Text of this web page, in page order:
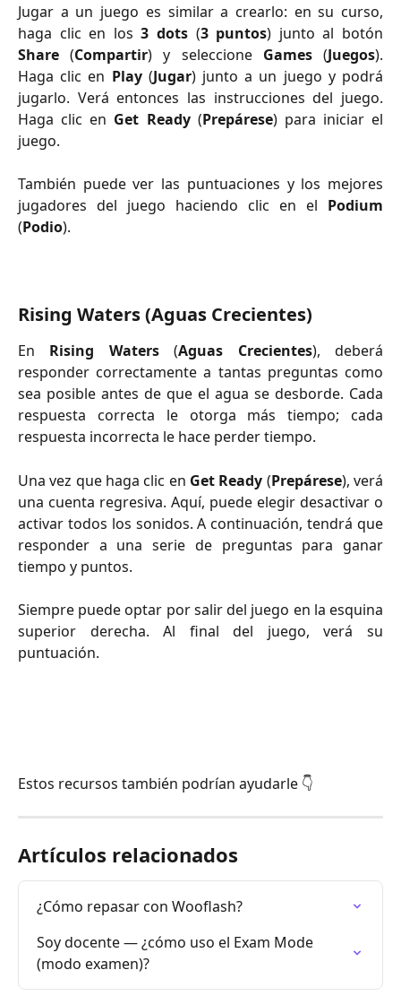
Jugar a un juego es similar a crearlo: en su curso,
haga clic en los3 dots (3 puntos) junto al botón
Share (Compartir) y seleccione Games(Juegos).
Haga clic en Play(Jugar) junto a un juego y podrá
jugarlo. Verá entonces las instrucciones del juego.
Haga clic en Get Ready(Prepárese) para iniciar el
juego.
También puede ver las puntuaciones y los mejores
jugadores del juego haciendo clic en el Podium
(Podio).
Rising Waters (Aguas Crecientes)
En Rising Waters(Aguas Crecientes), deberá
responder correctamente a tantas preguntas como
sea posible antes de que el agua se desborde. Cada
respuesta correcta le otorga más tiempo; cada
respuesta incorrecta le hace perder tiempo.
Una vez que haga clic en Get Ready (Prepárese), verá
una cuenta regresiva. Aquí, puede elegir desactivar o
activar todos los sonidos. A continuación, tendrá que
responder a una serie de preguntas para ganar
tiempo y puntos. ​
Siempre puede optar por salir del juego en la esquina
superior derecha. Al final del juego, verá su
puntuación.
Estos recursos también podrían ayudarle 👇
Artículos relacionados
¿Cómo repasar con Wooflash?
Soy docente — ¿cómo uso el Exam Mode
(modo examen)?